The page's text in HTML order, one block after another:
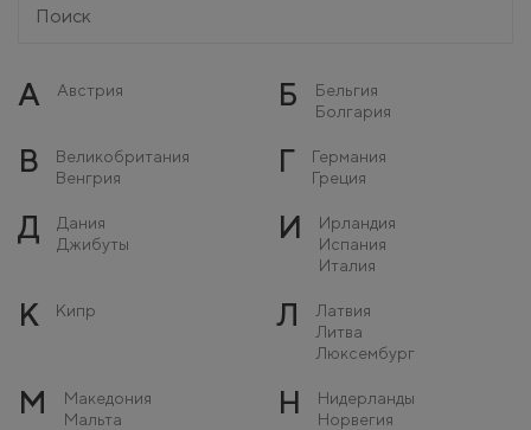
А Австрия Б
Бельгия
Болгария
В
Великобритания
Венгрия
Г
Германия
Греция
Д
Дания
Джибуты
И
Ирландия
Испания
Италия
К Кипр Л
Латвия
Литва
Люксембург
М
Македония
Мальта
Н
Нидерланды
Норвегия